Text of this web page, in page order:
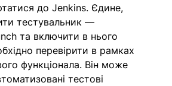
до Jenkins. Єдине,
тестувальник —
та включити в нього
перевірити в рамках
функціонала. Він може
тестові